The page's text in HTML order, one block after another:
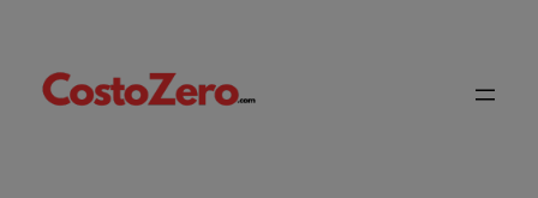
contenuto